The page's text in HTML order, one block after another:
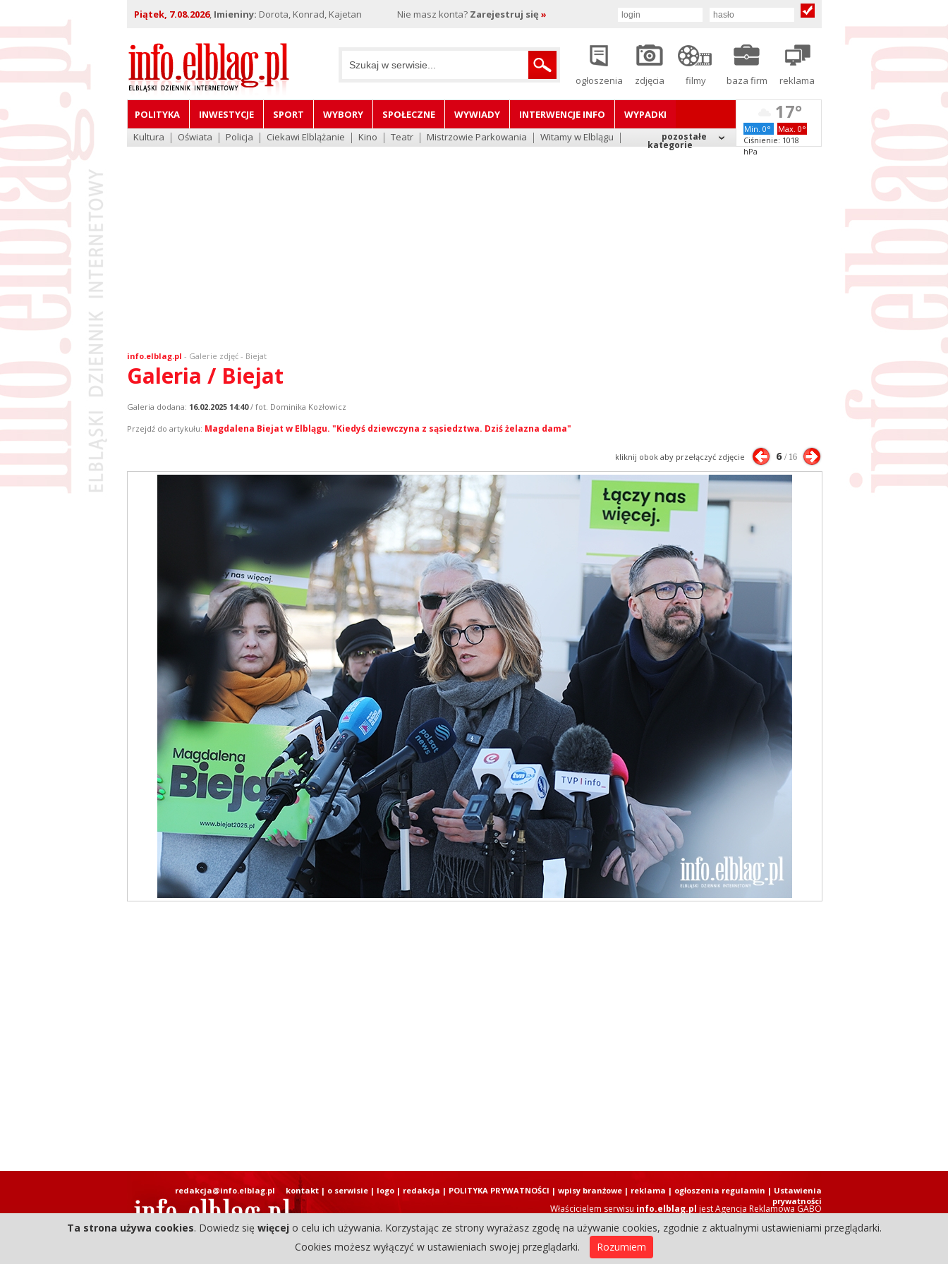
Piątek, 7.08.2026, Imieniny: Dorota, Konrad, Kajetan Nie masz konta? Zarejestruj się »
ogłoszenia zdjęcia filmy baza firm reklama
POLITYKA INWESTYCJE SPORT WYBORY SPOŁECZNE WYWIADY INTERWENCJE INFO
WYPADKI
Kultura
Oświata Policja Ciekawi Elblążanie Kino Teatr Mistrzowie Parkowania Witamy w Elblągu pozostałe
kategorie
17°
Min. 0°
Max. 0°
Ciśnienie: 1018
hPa
info.elblag.pl - Galerie zdjęć- Biejat
Galeria / Biejat
Galeria dodana: 16.02.2025 14:40/ fot. Dominika Kozłowicz
Przejdź do artykułu: Magdalena Biejat w Elblągu. "Kiedyś dziewczyna z sąsiedztwa. Dziś żelazna dama"
kliknij obok aby przełączyć zdjęcie 6/ 16
Właścicielem serwisu info.elblag.pl jestAgencja Reklamowa GABO
Copyright © 2004-2026 Elbląski Dziennik Internetowy. Wszystkie prawa zastrzeżone.
redakcja@info.elblag.pl kontakt| o serwisie| logo| redakcja | POLITYKA PRYWATNOŚCI | wpisy branżowe| reklama | ogłoszenia regulamin | Ustawienia
prywatności
Ta strona używa cookies. Dowiedz się więcej o celu ich używania. Korzystając ze strony wyrażasz zgodę na używanie cookies, zgodnie z aktualnymi ustawieniami przeglądarki.
Cookies możesz wyłączyć w ustawieniach swojej przeglądarki.
Rozumiem